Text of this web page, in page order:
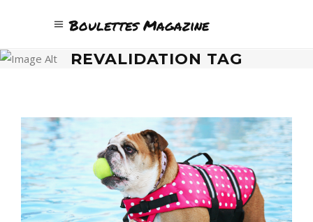
Boulettes Magazine
REVALIDATION TAG